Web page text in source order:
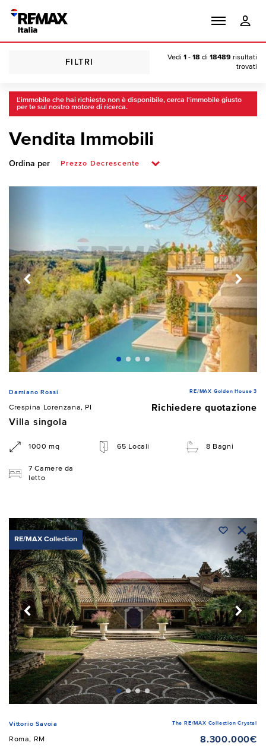
FILTRI
Vedi 1 - 18 di 18489 risultati
trovati
L'immobile che hai richiesto non è disponibile, cerca l'immobile giusto
per te sul nostro motore di ricerca.
Vendita Immobili
Ordina per
Damiano Rossi RE/MAX Golden House 3
Crespina Lorenzana, PI
Richiedere quotazione
Villa singola
1000 mq 65 Locali 8 Bagni
7 Camere da
letto
RE/MAX Collection
Vittorio Savoia The RE/MAX Collection Crystal
Roma, RM
8.300.000€